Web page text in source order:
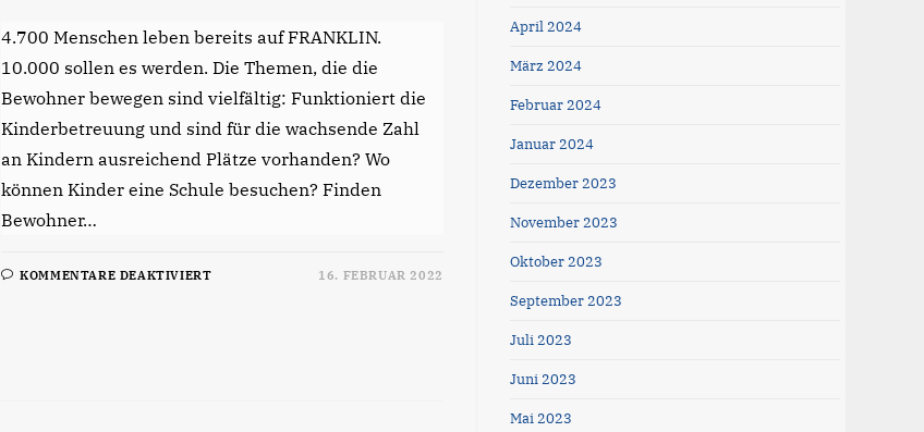
4.700 Menschen leben bereits auf FRANKLIN.
10.000 sollen es werden. Die Themen, die die
Bewohner bewegen sind vielfältig: Funktioniert die
Kinderbetreuung und sind für die wachsende Zahl
an Kindern ausreichend Plätze vorhanden? Wo
können Kinder eine Schule besuchen? Finden
Bewohner…
KOMMENTARE DEAKTIVIERTFÜR 16. FEBRUAR 2022
April 2024
März 2024
Februar 2024
Januar 2024
Dezember 2023
November 2023
Oktober 2023
September 2023
Juli 2023
Juni 2023
Mai 2023